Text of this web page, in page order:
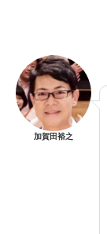
加賀田裕之